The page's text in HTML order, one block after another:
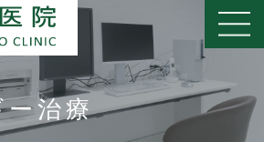
ー治療